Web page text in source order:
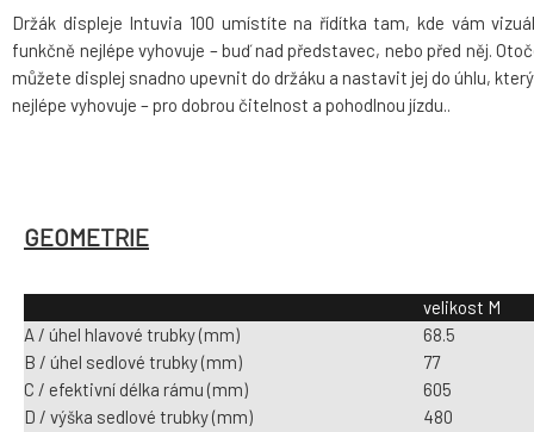
Držák displeje Intuvia 100 umístíte na řídítka tam, kde vám
funkčně nejlépe vyhovuje – buď nad představec, nebo před něj.
můžete displej snadno upevnit do držáku a nastavit jej do úhlu,
nejlépe vyhovuje – pro dobrou čitelnost a pohodlnou jízdu..
GEOMETRIE
velikost M
A / úhel hlavové trubky (mm)
68.5
B / úhel sedlové trubky (mm)
77
C / efektivní délka rámu (mm)
605
D / výška sedlové trubky (mm)
480